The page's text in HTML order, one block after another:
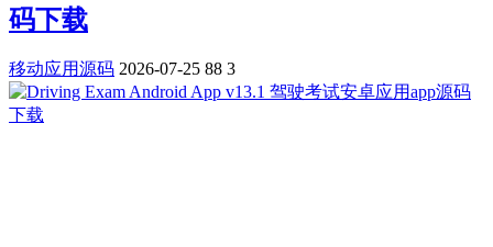
码下载
移动应用源码 2026-07-25 88 3